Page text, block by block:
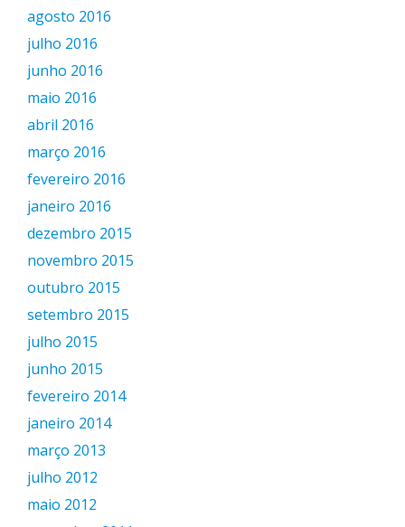
agosto 2016
julho 2016
junho 2016
maio 2016
abril 2016
março 2016
fevereiro 2016
janeiro 2016
dezembro 2015
novembro 2015
outubro 2015
setembro 2015
julho 2015
junho 2015
fevereiro 2014
janeiro 2014
março 2013
julho 2012
maio 2012